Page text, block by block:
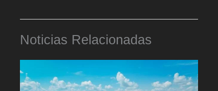
Noticias Relacionadas